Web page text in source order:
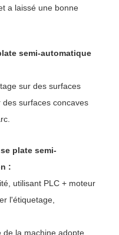
a laissé une bonne
semi-automatique
sur des surfaces
surfaces concaves
plate semi-
:
utilisant PLC + moteur
l'étiquetage,
de la machine adopte